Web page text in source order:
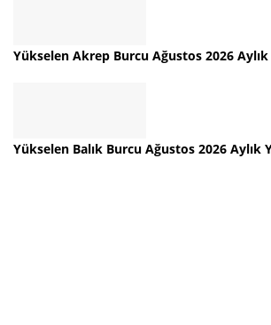
Yükselen Akrep Burcu Ağustos 2026
Yükselen Balık Burcu Ağustos 2026 Aylık